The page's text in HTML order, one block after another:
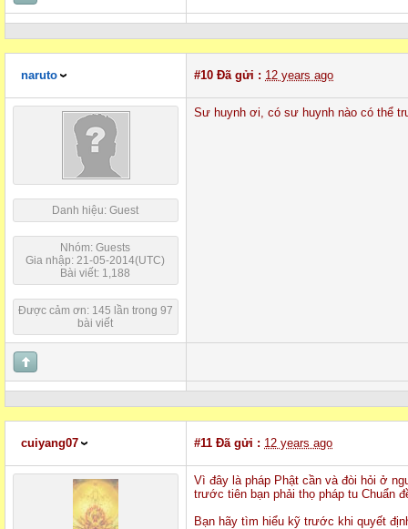
naruto #10 Đã gửi : 12 years ago
Danh hiệu: Guest
Nhóm: Guests
Gia nhập: 21-05-2014(UTC)
Bài viết: 1,188
Được cảm ơn: 145 lần trong 97
bài viết
Sư huynh ơi, có sư huynh nào có thể
cuiyang07 #11 Đã gửi : 12 years ago
Vì đây là pháp Phật cần và đòi hỏi ở
trước tiên bạn phải thọ pháp tu Chuẩn
Bạn hãy tìm hiểu kỹ trước khi quyết